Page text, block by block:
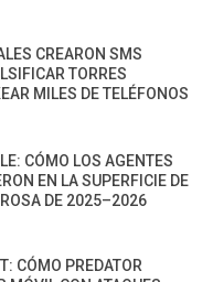
CREARON SMS
TORRES
MILES DE TELÉFONOS
CÓMO LOS AGENTES
EN LA SUPERFICIE DE
DE 2025–2026
CÓMO PREDATOR